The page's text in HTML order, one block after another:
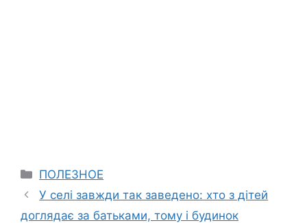
Categories
ПОЛЕЗНОЕ
У селі завжди так заведено: хто з дітей
доглядає за батьками, тому і будинок